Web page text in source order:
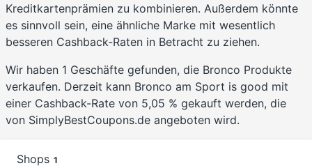
Kreditkartenprämien zu kombinieren. Außerdem könnte
es sinnvoll sein, eine ähnliche Marke mit wesentlich
besseren Cashback-Raten in Betracht zu ziehen.
Wir haben 1 Geschäfte gefunden, die Bronco Produkte
verkaufen. Derzeit kann Bronco am Sport is good mit
einer Cashback-Rate von 5,05 % gekauft werden, die
von SimplyBestCoupons.de angeboten wird.
Shops 1